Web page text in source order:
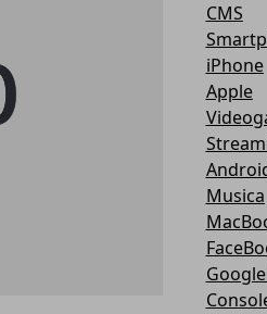
CMS
iPhone
Apple
Musica